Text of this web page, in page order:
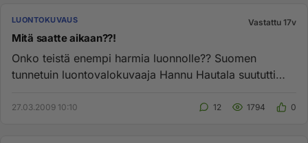
LUONTOKUVAUS Vastattu 17v
Mitä saatte aikaan??!
Onko teistä enempi harmia luonnolle?? Suomen
tunnetuin luontovalokuvaaja Hannu Hautala suututti
27.03.2009 10:10 12 1794 0